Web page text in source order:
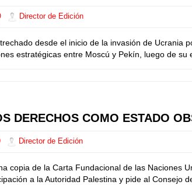
Director de Edición
desde el inicio de la invasión de
estratégicas entre Moscú y Pekín, luego de su
DERECHOS COMO ESTADO
Director de Edición
copia de la Carta Fundacional de las Naciones
a la Autoridad Palestina y pide al Consejo